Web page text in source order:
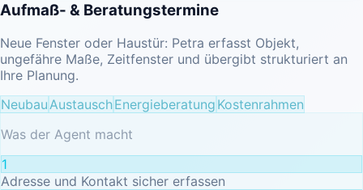
Aufmaß- & Beratungstermine
Neue Fenster oder Haustür: Petra erfasst Objekt,
ungefähre Maße, Zeitfenster und übergibt strukturiert an
Ihre Planung.
Neubau AustauschEnergieberatung Kostenrahmen
Was der Agent macht
1
Adresse und Kontakt sicher erfassen